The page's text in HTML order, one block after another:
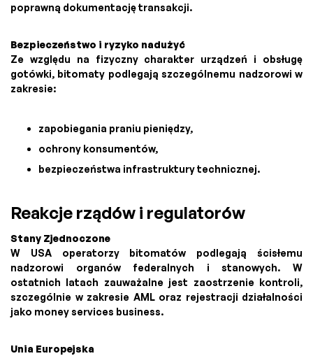
poprawną dokumentację transakcji.
Bezpieczeństwo i ryzyko nadużyć
Ze względu na fizyczny charakter urządzeń i obsługę
gotówki, bitomaty podlegają szczególnemu nadzorowi w
zakresie:
zapobiegania praniu pieniędzy,
ochrony konsumentów,
bezpieczeństwa infrastruktury technicznej.
Reakcje rządów i regulatorów
Stany Zjednoczone
W USA operatorzy bitomatów podlegają ścisłemu
nadzorowi organów federalnych i stanowych. W
ostatnich latach zauważalne jest zaostrzenie kontroli,
szczególnie w zakresie AML oraz rejestracji działalności
jako money services business.
Unia Europejska